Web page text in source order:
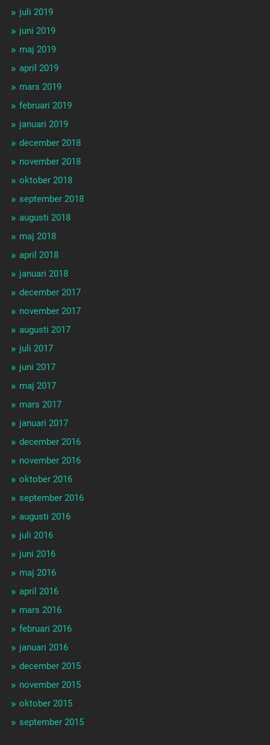
juli 2019
juni 2019
maj 2019
april 2019
mars 2019
februari 2019
januari 2019
december 2018
november 2018
oktober 2018
september 2018
augusti 2018
maj 2018
april 2018
januari 2018
december 2017
november 2017
augusti 2017
juli 2017
juni 2017
maj 2017
mars 2017
januari 2017
december 2016
november 2016
oktober 2016
september 2016
augusti 2016
juli 2016
juni 2016
maj 2016
april 2016
mars 2016
februari 2016
januari 2016
december 2015
november 2015
oktober 2015
september 2015